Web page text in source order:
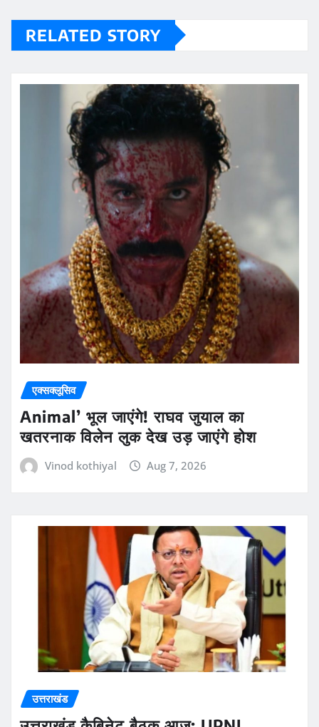
RELATED STORY
एक्सक्लूसिव
Animal’ भूल जाएंगे! राघव जुयाल का
खतरनाक विलेन लुक देख उड़ जाएंगे होश
Vinod kothiyal Aug 7, 2026
उत्तराखंड